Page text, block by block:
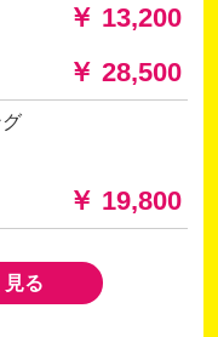
￥ 13,200
￥ 28,500
￥ 19,800
見る